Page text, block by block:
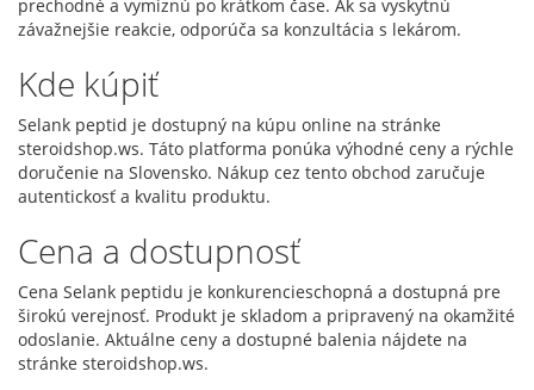
prechodné a vymiznú po krátkom čase. Ak sa vyskytnú
závažnejšie reakcie, odporúča sa konzultácia s lekárom.
Kde kúpiť
Selank peptid je dostupný na kúpu online na stránke
steroidshop.ws. Táto platforma ponúka výhodné ceny a rýchle
doručenie na Slovensko. Nákup cez tento obchod zaručuje
autentickosť a kvalitu produktu.
Cena a dostupnosť
Cena Selank peptidu je konkurencieschopná a dostupná pre
širokú verejnosť. Produkt je skladom a pripravený na okamžité
odoslanie. Aktuálne ceny a dostupné balenia nájdete na
stránke steroidshop.ws.